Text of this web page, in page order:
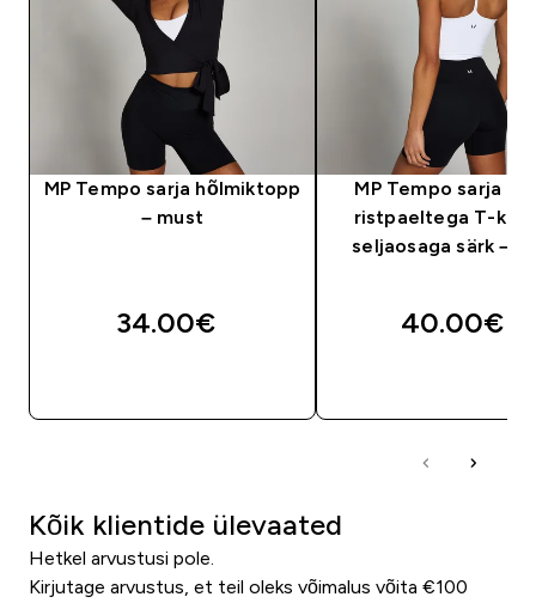
MP Tempo sarja hõlmiktopp
– must
34.00€‎
MP Tempo sarja
ristpaeltega T-
seljaosaga särk –
40.00€‎
Kõik klientide ülevaated
Hetkel arvustusi pole.
Kirjutage arvustus, et teil oleks võimalus võita €100